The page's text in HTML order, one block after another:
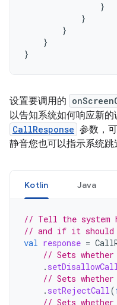
}
}
}
}
}
设置要调用的
以告知系统如何响应新
CallResponse 参数，
静音您也可以指示系统跳
Kotlin Java
// Tell the system
// and if it should
val response =
// Sets
.
// Sets
. setRejectCall(
// Sets